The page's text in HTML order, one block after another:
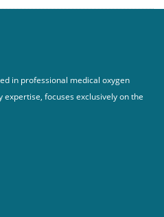
in professional medical oxygen
focuses exclusively on the